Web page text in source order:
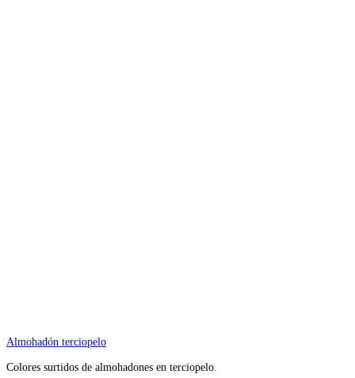
Almohadón terciopelo
Colores surtidos de almohadones en terciopelo.